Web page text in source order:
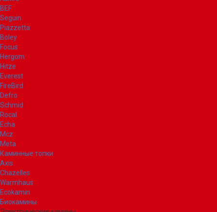
BEF
Seguin
Piazzetta
Boley
Focus
Hergom
Hitze
Everest
FireBird
Defro
Schmid
Rocal
Echa
Mcz
Meta
Каминные топки
Axis
Chazelles
Warmhaus
Ecokamin
Биокамины